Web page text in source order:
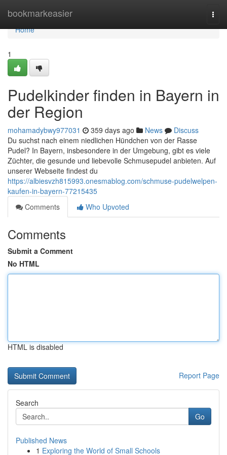
bookmarkeasier
Home
Home
1
Pudelkinder finden in Bayern in
der Region
mohamadybwy977031 359 days ago News
Discuss
Du suchst nach einem niedlichen Hündchen von der Rasse
Pudel? In Bayern, insbesondere in der Umgebung, gibt es viele
Züchter, die gesunde und liebevolle Schmusepudel anbieten. Auf
unserer Webseite findest du
https://albiesvzh815993.onesmablog.com/schmuse-pudelwelpen-
kaufen-in-bayern-77215435
Comments
Who Upvoted
Comments
Submit a Comment
No HTML
HTML is disabled
Report Page
Search
Go
Published News
1 Exploring the World of Small Schools